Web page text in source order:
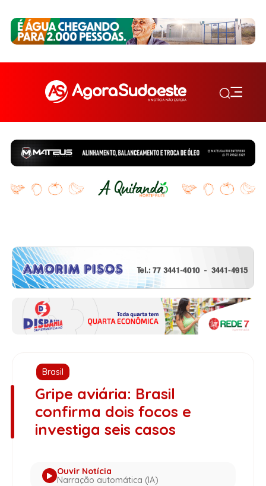
Brasil
Gripe aviária: Brasil
confirma dois focos e
investiga seis casos
Ouvir Notícia
Narração automática (IA)